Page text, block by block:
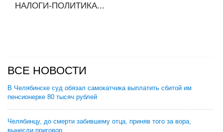
НАЛОГИ-ПОЛИТИКА...
ВСЕ НОВОСТИ
В Челябинске суд обязал самокатчика выплатить сбитой им
пенсионерке 80 тысяч рублей
Челябинцу, до смерти забившему отца, приняв того за вора,
вынесли приговор